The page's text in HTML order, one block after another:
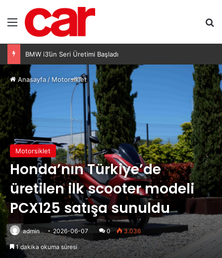
Menü
Honda, Avrupa’da büyümeyi kârlılıkla sağlayacak
Anasayfa / Motorsiklet
Motorsiklet
Honda’nın Türkiye’de
üretilen ilk scooter modeli
PCX125 satışa sunuldu
admin 2026-06-07 0 3.036
1 dakika okuma süresi